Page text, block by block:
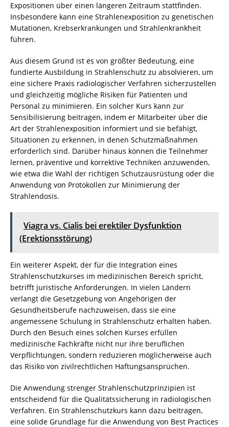
Expositionen über einen längeren Zeitraum stattfinden.
Insbesondere kann eine Strahlenexposition zu genetischen
Mutationen, Krebserkrankungen und Strahlenkrankheit
führen.
Aus diesem Grund ist es von größter Bedeutung, eine
fundierte Ausbildung in Strahlenschutz zu absolvieren, um
eine sichere Praxis radiologischer Verfahren sicherzustellen
und gleichzeitig mögliche Risiken für Patienten und
Personal zu minimieren. Ein solcher Kurs kann zur
Sensibilisierung beitragen, indem er Mitarbeiter über die
Art der Strahlenexposition informiert und sie befähigt,
Situationen zu erkennen, in denen Schutzmaßnahmen
erforderlich sind. Darüber hinaus können die Teilnehmer
lernen, präventive und korrektive Techniken anzuwenden,
wie etwa die Wahl der richtigen Schutzausrüstung oder die
Anwendung von Protokollen zur Minimierung der
Strahlendosis.
Viagra vs. Cialis bei erektiler Dysfunktion
(Erektionsstörung)
Ein weiterer Aspekt, der für die Integration eines
Strahlenschutzkurses im medizinischen Bereich spricht,
betrifft juristische Anforderungen. In vielen Ländern
verlangt die Gesetzgebung von Angehörigen der
Gesundheitsberufe nachzuweisen, dass sie eine
angemessene Schulung in Strahlenschutz erhalten haben.
Durch den Besuch eines solchen Kurses erfüllen
medizinische Fachkräfte nicht nur ihre beruflichen
Verpflichtungen, sondern reduzieren möglicherweise auch
das Risiko von zivilrechtlichen Haftungsansprüchen.
Die Anwendung strenger Strahlenschutzprinzipien ist
entscheidend für die Qualitätssicherung in radiologischen
Verfahren. Ein Strahlenschutzkurs kann dazu beitragen,
eine solide Grundlage für die Anwendung von Best Practices